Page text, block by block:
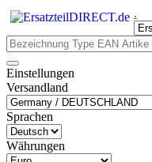
.
Einstellungen
Versandland
Sprachen
Währungen